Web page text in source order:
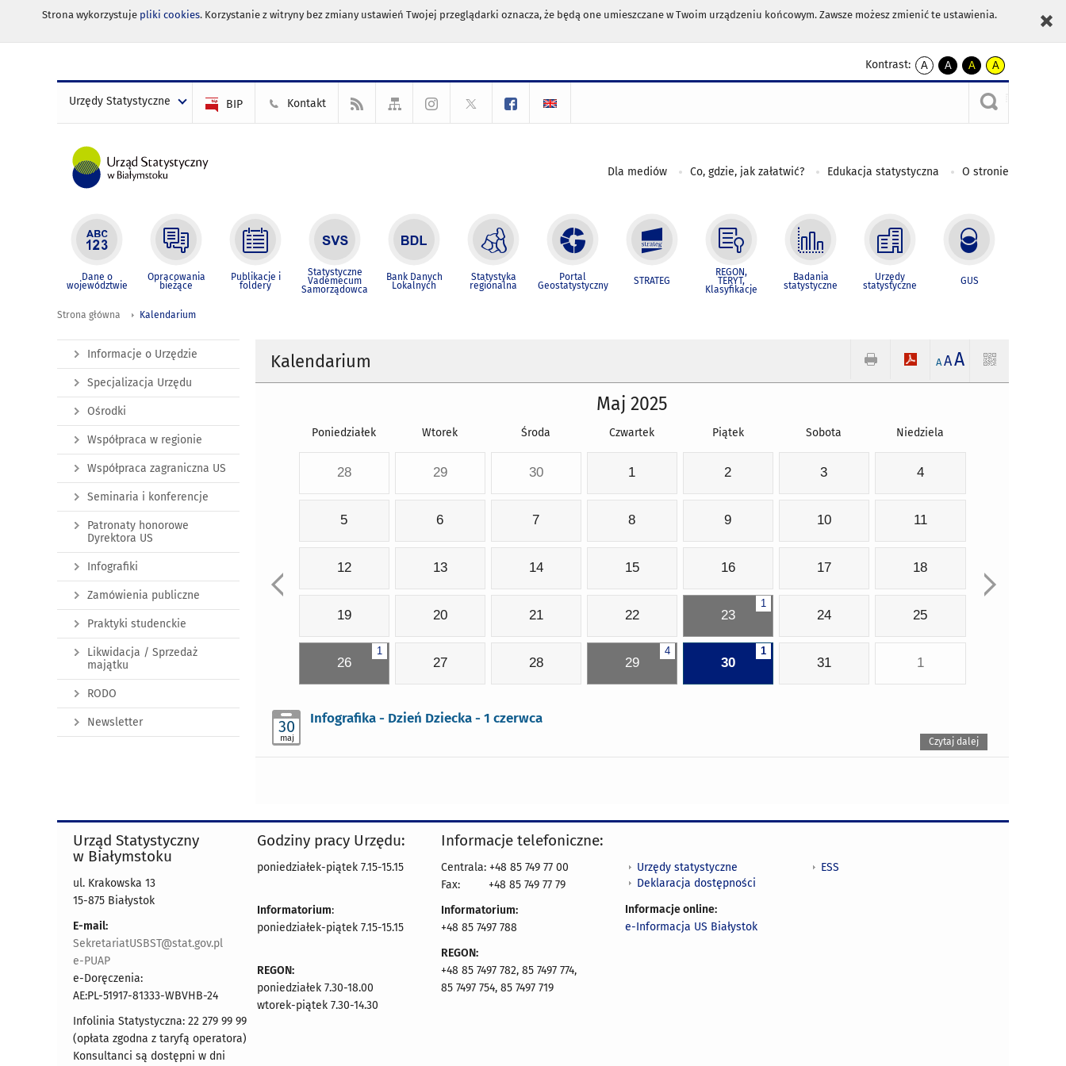
Strona wykorzystuje pliki cookies. Korzystanie z witryny bez zmiany ustawień Twojej przeglądarki oznacza, że będą one umieszczane w Twoim urządzeniu końcowym. Zawsze możesz zmienić te ustawienia.
Kontrast:
A
kontrast
A
kontrast
czarnym
A
kontrast
żółty
tekst
czarnym
A
kontrast
czarny
tekst
żółtym
Urzędy Statystyczne BIP Kontakt
Dla mediów Co, gdzie, jak załatwić? Edukacja statystyczna O stronie
Dane o
województwie
Opracowania
bieżące
Publikacje i
foldery
Statystyczne
Vademecum
Samorządowca
Bank Danych
Lokalnych
Statystyka
regionalna
Portal
Geostatystyczny STRATEG
REGON,
TERYT,
Klasyfikacje
Badania
statystyczne
Urzędy
statystyczne GUS
Strona główna Kalendarium
Kalendarium A AA
Maj 2025
Poniedziałek Wtorek Środa Czwartek Piątek Sobota Niedziela
28 29 30 1 2 3 4
5 6 7 8 9 10 11
12 13 14 15 16 17 18
19 20 21 22
1
23 24 25
1
26 27 28
4
29
1
30 31 1
30
maj
Infografika - Dzień Dziecka - 1 czerwca
Czytaj dalej
Informacje o Urzędzie
Specjalizacja Urzędu
Ośrodki
Współpraca w regionie
Współpraca zagraniczna US
Seminaria i konferencje
Patronaty honorowe
Dyrektora US
Infografiki
Zamówienia publiczne
Praktyki studenckie
Likwidacja / Sprzedaż
majątku
RODO
Newsletter
Urząd Statystyczny
w Białymstoku
ul. Krakowska 13
15-875 Białystok
E-mail:
SekretariatUSBST@stat.gov.pl
e-PUAP
e-Doręczenia:
AE:PL-51917-81333-WBVHB-24
Infolinia Statystyczna: 22 279 99 99
(opłata zgodna z taryfą operatora)
Konsultanci są dostępni w dni
Godziny pracy Urzędu:
poniedziałek-piątek 7.15-15.15
Informatorium:
poniedziałek-piątek 7.15-15.15
REGON:
poniedziałek 7.30-18.00
wtorek-piątek 7.30-14.30
Informacje telefoniczne:
Centrala: +48 85 749 77 00
Fax:
+48 85 749 77 79
Informatorium:
+48 85 7497 788
REGON:
+48 85 7497 782, 85 7497 774,
85 7497 754, 85 7497 719
Urzędy statystyczne
Deklaracja dostępności
Informacje online:
e-Informacja US Białystok
ESS